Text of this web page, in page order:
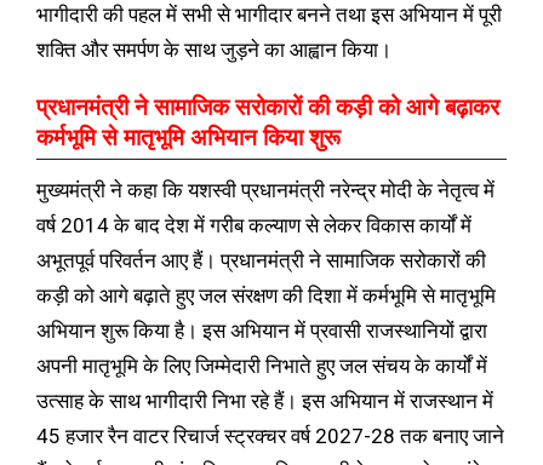
भागीदारी की पहल में सभी से भागीदार बनने तथा इस अभियान में पूरी
शक्ति और समर्पण के साथ जुड़ने का आह्वान किया।
प्रधानमंत्री ने सामाजिक सरोकारों की कड़ी को आगे बढ़ाकर
कर्मभूमि से मातृभूमि अभियान किया शुरू
मुख्यमंत्री ने कहा कि यशस्वी प्रधानमंत्री नरेन्द्र मोदी के नेतृत्व में
वर्ष 2014 के बाद देश में गरीब कल्याण से लेकर विकास कार्यों में
अभूतपूर्व परिवर्तन आए हैं। प्रधानमंत्री ने सामाजिक सरोकारों की
कड़ी को आगे बढ़ाते हुए जल संरक्षण की दिशा में कर्मभूमि से मातृभूमि
अभियान शुरू किया है। इस अभियान में प्रवासी राजस्थानियों द्वारा
अपनी मातृभूमि के लिए जिम्मेदारी निभाते हुए जल संचय के कार्यों में
उत्साह के साथ भागीदारी निभा रहे हैं। इस अभियान में राजस्थान में
45 हजार रैन वाटर रिचार्ज स्ट्रक्चर वर्ष 2027-28 तक बनाए जाने